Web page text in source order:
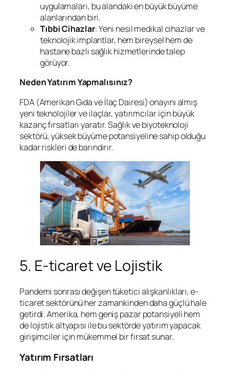
uygulamaları, bu alandaki en büyük büyüme
alanlarından biri.
Tıbbi Cihazlar: Yeni nesil medikal cihazlar ve
teknolojik implantlar, hem bireysel hem de
hastane bazlı sağlık hizmetlerinde talep
görüyor.
Neden Yatırım Yapmalısınız?
FDA (Amerikan Gıda ve İlaç Dairesi) onayını almış
yeni teknolojiler ve ilaçlar, yatırımcılar için büyük
kazanç fırsatları yaratır. Sağlık ve biyoteknoloji
sektörü, yüksek büyüme potansiyeline sahip olduğu
kadar riskleri de barındırır.
5. E-ticaret ve Lojistik
Pandemi sonrası değişen tüketici alışkanlıkları, e-
ticaret sektörünü her zamankinden daha güçlü hale
getirdi. Amerika, hem geniş pazar potansiyeli hem
de lojistik altyapısı ile bu sektörde yatırım yapacak
girişimciler için mükemmel bir fırsat sunar.
Yatırım Fırsatları